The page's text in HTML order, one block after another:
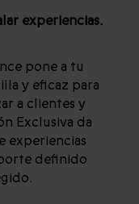
experiencias.
pone a tu
y eficaz para
a clientes y
Exclusiva da
experiencias
definido